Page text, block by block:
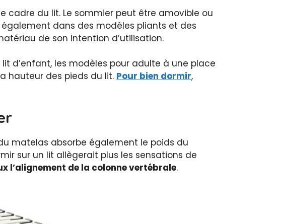
cadre du lit. Le sommier peut être amovible ou
dans des modèles pliants et des
de son intention d’utilisation.
d’enfant, les modèles pour adulte à une place
hauteur des pieds du lit. Pour bien dormir,
matelas absorbe également le poids du
sur un lit allègerait plus les sensations de
l’alignement de la colonne vertébrale.